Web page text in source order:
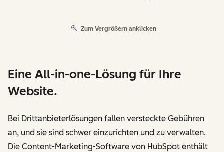
Zum Vergrößern anklicken
Eine All-in-one-Lösung für Ihre
Website.
Bei Drittanbieterlösungen fallen versteckte Gebühren
an, und sie sind schwer einzurichten und zu verwalten.
Die Content-Marketing-Software von HubSpot enthält